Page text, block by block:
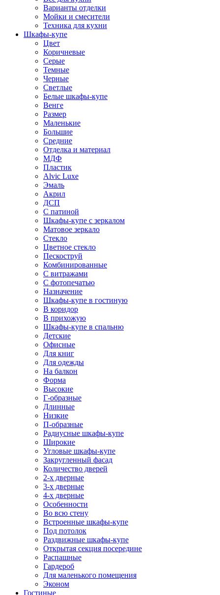
Варианты отделки
Мойки и смесители
Техника для кухни
Шкафы-купе
Цвет
Коричневые
Серые
Темные
Черные
Светлые
Белые шкафы-купе
Венге
Размер
Маленькие
Большие
Средние
Отделка и материал
МДФ
Пластик
Alvic Luxe
Эмаль
Акрил
ДСП
С патиной
Шкафы-купе с зеркалом
Матовое зеркало
Стекло
Цветное стекло
Пескоструй
Комбинированные
С витражами
С фотопечатью
Назначение
Шкафы-купе в гостиную
В коридор
В прихожую
Шкафы-купе в спальню
Детские
Офисные
Для книг
Для одежды
На балкон
Форма
Высокие
Г-образные
Длинные
Низкие
П-образные
Радиусные шкафы-купе
Широкие
Угловые шкафы-купе
Закругленный фасад
Количество дверей
2-х дверные
3-х дверные
4-х дверные
Особенности
Во всю стену
Встроенные шкафы-купе
Под потолок
Раздвижные шкафы-купе
Открытая секция посередине
Распашные
Гардероб
Для маленького помещения
Эконом
Гостиные